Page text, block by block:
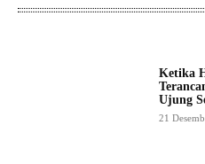
Ketika
Ujung
21